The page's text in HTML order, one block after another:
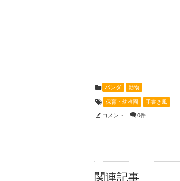
パンダ 動物
保育・幼稚園 手書き風
コメント 0件
関連記事